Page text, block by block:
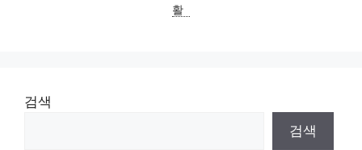
활
검색
검색